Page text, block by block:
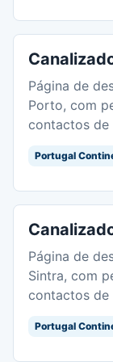
Página de
Porto, com
contactos de
Portugal
Página de
Sintra, com
contactos de
Portugal